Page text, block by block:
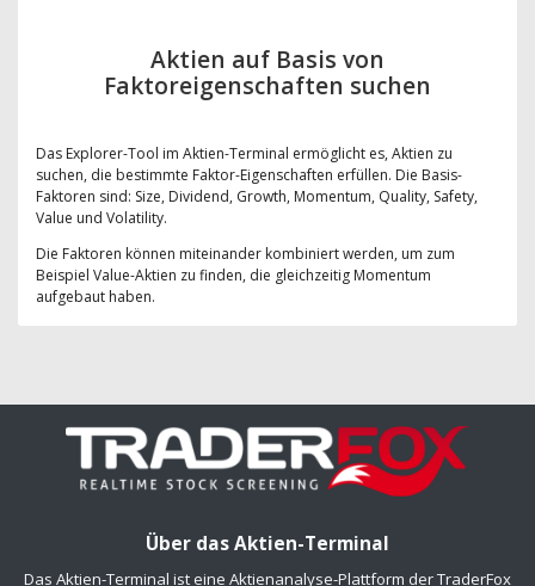
Aktien auf Basis von
Faktoreigenschaften suchen
Das Explorer-Tool im Aktien-Terminal ermöglicht es, Aktien zu
suchen, die bestimmte Faktor-Eigenschaften erfüllen. Die Basis-
Faktoren sind: Size, Dividend, Growth, Momentum, Quality, Safety,
Value und Volatility.
Die Faktoren können miteinander kombiniert werden, um zum
Beispiel Value-Aktien zu finden, die gleichzeitig Momentum
aufgebaut haben.
Über das Aktien-Terminal
Das Aktien-Terminal ist eine Aktienanalyse-Plattform der TraderFox